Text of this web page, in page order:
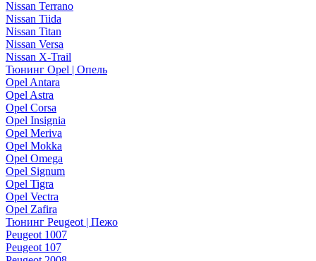
Nissan Terrano
Nissan Tiida
Nissan Titan
Nissan Versa
Nissan X-Trail
Тюнинг Opel | Опель
Opel Antara
Opel Astra
Opel Corsa
Opel Insignia
Opel Meriva
Opel Mokka
Opel Omega
Opel Signum
Opel Tigra
Opel Vectra
Opel Zafira
Тюнинг Peugeot | Пежо
Peugeot 1007
Peugeot 107